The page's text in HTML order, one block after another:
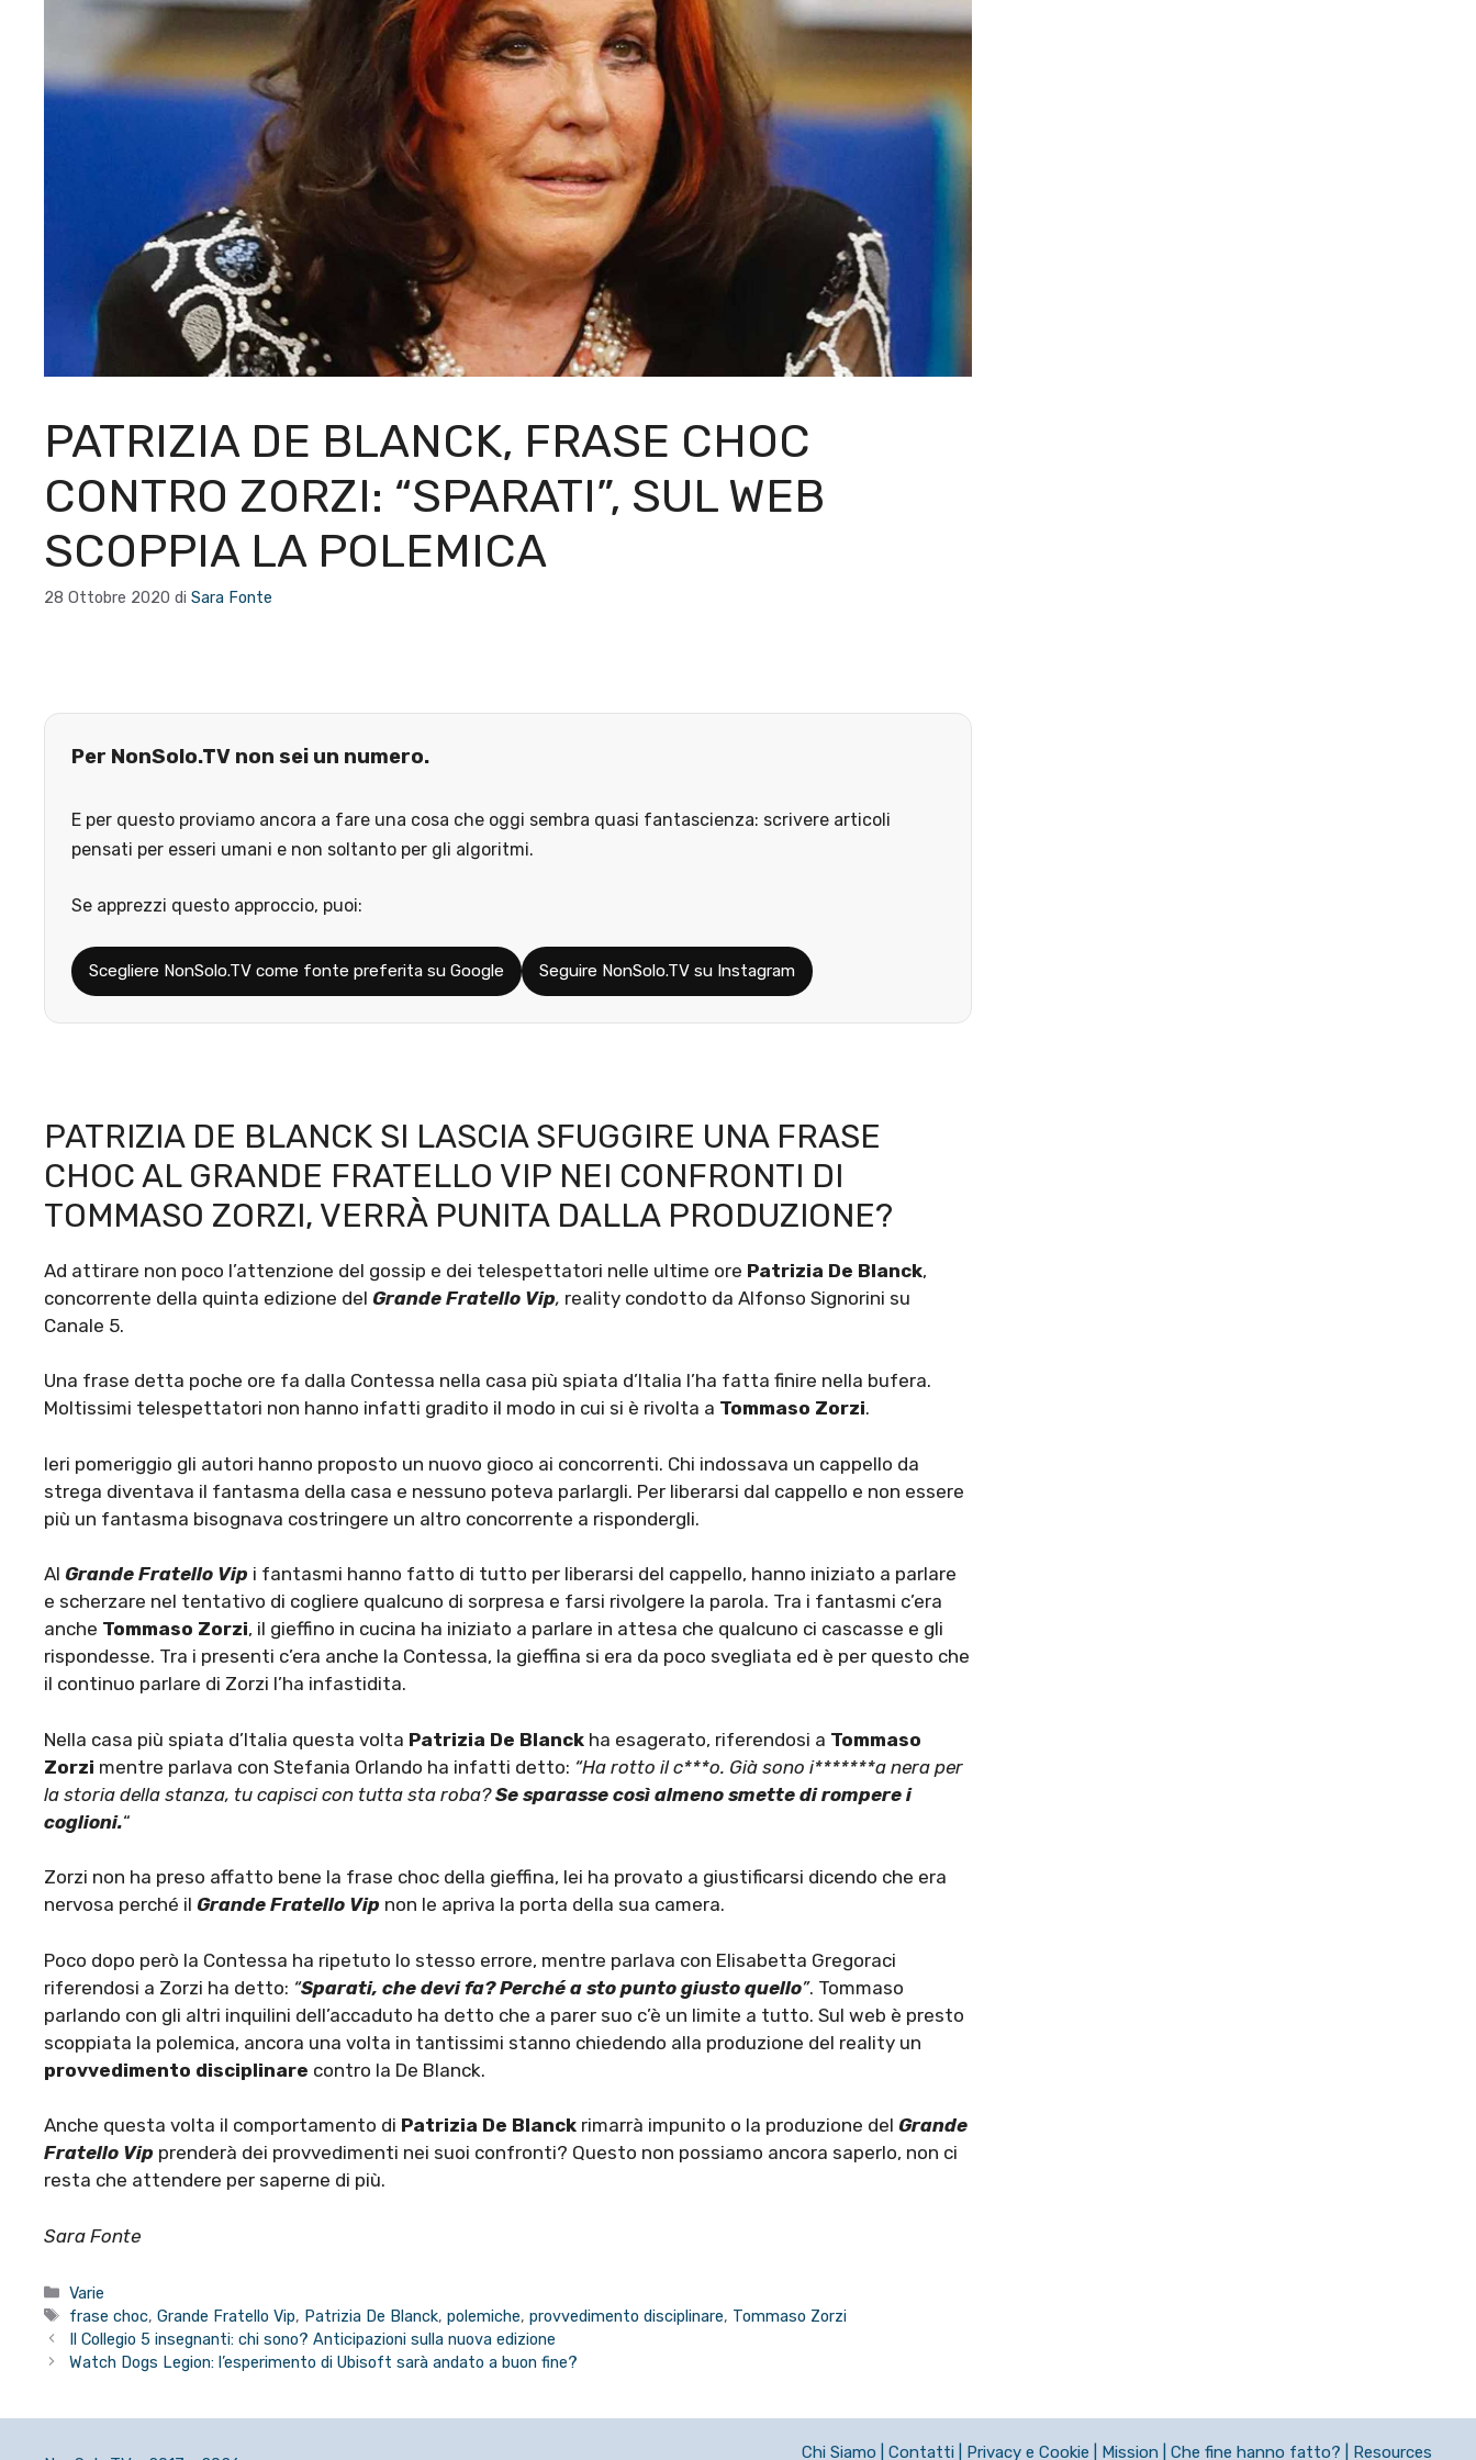
PATRIZIA DE BLANCK, FRASE CHOC
CONTRO ZORZI: “SPARATI”, SUL WEB
SCOPPIA LA POLEMICA
28 Ottobre 2020 di Sara Fonte
Per NonSolo.TV non sei un numero.
E per questo proviamo ancora a fare una cosa che oggi sembra quasi fantascienza: scrivere articoli
pensati per esseri umani e non soltanto per gli algoritmi.
Se apprezzi questo approccio, puoi:
Scegliere NonSolo.TV come fonte preferita su Google Seguire NonSolo.TV su Instagram
PATRIZIA DE BLANCK SI LASCIA SFUGGIRE UNA FRASE
CHOC AL GRANDE FRATELLO VIP NEI CONFRONTI DI
TOMMASO ZORZI, VERRÀ PUNITA DALLA PRODUZIONE?
Ad attirare non poco l’attenzione del gossip e dei telespettatori nelle ultime ore Patrizia De Blanck,
concorrente della quinta edizione del Grande Fratello Vip, reality condotto da Alfonso Signorini su
Canale 5.
Una frase detta poche ore fa dalla Contessa nella casa più spiata d’Italia l’ha fatta finire nella bufera.
Moltissimi telespettatori non hanno infatti gradito il modo in cui si è rivolta a Tommaso Zorzi.
Ieri pomeriggio gli autori hanno proposto un nuovo gioco ai concorrenti. Chi indossava un cappello da
strega diventava il fantasma della casa e nessuno poteva parlargli. Per liberarsi dal cappello e non essere
più un fantasma bisognava costringere un altro concorrente a rispondergli.
Al Grande Fratello Vip i fantasmi hanno fatto di tutto per liberarsi del cappello, hanno iniziato a parlare
e scherzare nel tentativo di cogliere qualcuno di sorpresa e farsi rivolgere la parola. Tra i fantasmi c’era
anche Tommaso Zorzi, il gieffino in cucina ha iniziato a parlare in attesa che qualcuno ci cascasse e gli
rispondesse. Tra i presenti c’era anche la Contessa, la gieffina si era da poco svegliata ed è per questo che
il continuo parlare di Zorzi l’ha infastidita.
Nella casa più spiata d’Italia questa volta Patrizia De Blanck ha esagerato, riferendosi a Tommaso
Zorzi mentre parlava con Stefania Orlando ha infatti detto: “Ha rotto il c***o. Già sono i*******a nera per
la storia della stanza, tu capisci con tutta sta roba?Se sparasse così almeno smette di rompere i
coglioni.“
Zorzi non ha preso affatto bene la frase choc della gieffina, lei ha provato a giustificarsi dicendo che era
nervosa perché il Grande Fratello Vip non le apriva la porta della sua camera.
Poco dopo però la Contessa ha ripetuto lo stesso errore, mentre parlava con Elisabetta Gregoraci
riferendosi a Zorzi ha detto: “Sparati, che devi fa? Perché a sto punto giusto quello”. Tommaso
parlando con gli altri inquilini dell’accaduto ha detto che a parer suo c’è un limite a tutto. Sul web è presto
scoppiata la polemica, ancora una volta in tantissimi stanno chiedendo alla produzione del reality un
provvedimento disciplinare contro la De Blanck.
Anche questa volta il comportamento di Patrizia De Blanck rimarrà impunito o la produzione del Grande
Fratello Vip prenderà dei provvedimenti nei suoi confronti? Questo non possiamo ancora saperlo, non ci
resta che attendere per saperne di più.
Sara Fonte
Categorie
Varie
Tag
frase choc,Grande Fratello Vip, Patrizia De Blanck,polemiche,provvedimento disciplinare, Tommaso Zorzi
Il Collegio 5 insegnanti: chi sono? Anticipazioni sulla nuova edizione
Watch Dogs Legion: l’esperimento di Ubisoft sarà andato a buon fine?
Chi Siamo Contatti Privacy e Cookie Mission Che fine hanno fatto? Resources